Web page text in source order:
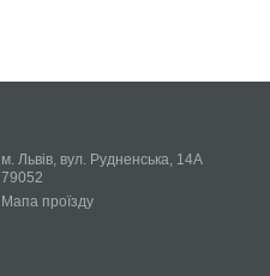
м. Львів, вул. Рудненська, 14А
79052
Мапа проїзду